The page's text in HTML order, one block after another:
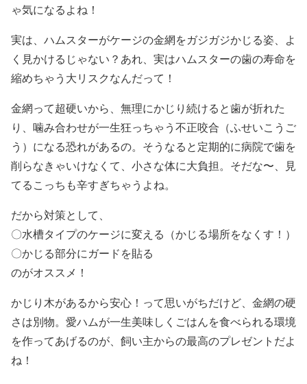
ゃ気になるよね！
実は、ハムスターがケージの金網をガジガジかじる姿、よ
く見かけるじゃない？あれ、実はハムスターの歯の寿命を
縮めちゃう大リスクなんだって！
金網って超硬いから、無理にかじり続けると歯が折れた
り、噛み合わせが一生狂っちゃう不正咬合（ふせいこうご
う）になる恐れがあるの。そうなると定期的に病院で歯を
削らなきゃいけなくて、小さな体に大負担。そだな〜、見
てるこっちも辛すぎちゃうよね。
だから対策として、
〇水槽タイプのケージに変える（かじる場所をなくす！）
〇かじる部分にガードを貼る
のがオススメ！
かじり木があるから安心！って思いがちだけど、金網の硬
さは別物。愛ハムが一生美味しくごはんを食べられる環境
を作ってあげるのが、飼い主からの最高のプレゼントだよ
ね！